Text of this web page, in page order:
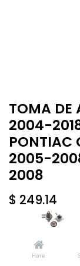
Home
TOMA DE
2004-
PONTIAC
2005-
2008
$ 249.14